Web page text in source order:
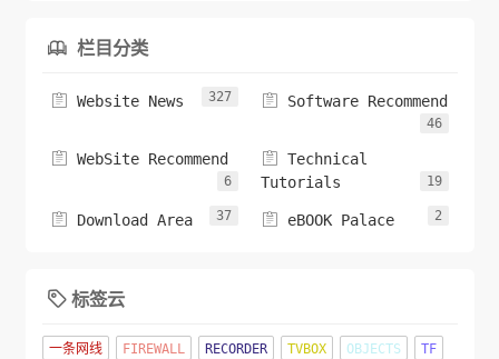
 栏目分类
 Website News 327  Software Recommend
46
 WebSite Recommend
6
 Technical
Tutorials
19
 Download Area 37  eBOOK Palace 2
 标签云
一条网线 FIREWALL RECORDER TVBOX OBJECTS
TF